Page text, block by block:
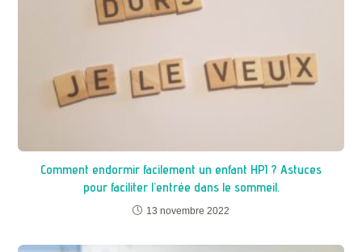
Comment endormir facilement un enfant HPI ? Astuces
pour faciliter l’entrée dans le sommeil.
13 novembre 2022